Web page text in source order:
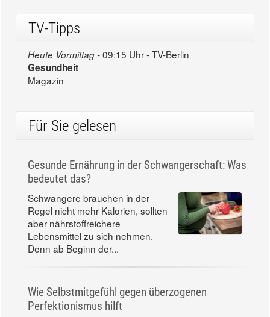
TV-Tipps
Heute Vormittag -09:15 Uhr - TV-Berlin
Gesundheit
Magazin
Für Sie gelesen
Gesunde Ernährung in der Schwangerschaft: Was
bedeutet das?
Schwangere brauchen in der
Regel nicht mehr Kalorien, sollten
aber nährstoffreichere
Lebensmittel zu sich nehmen.
Denn ab Beginn der...
Wie Selbstmitgefühl gegen überzogenen
Perfektionismus hilft